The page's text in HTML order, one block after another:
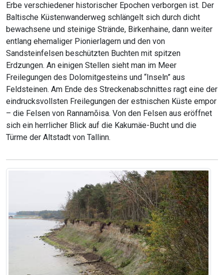
Erbe verschiedener historischer Epochen verborgen ist. Der
Baltische Küstenwanderweg schlängelt sich durch dicht
bewachsene und steinige Strände, Birkenhaine, dann weiter
entlang ehemaliger Pionierlagern und den von
Sandsteinfelsen beschützten Buchten mit spitzen
Erdzungen. An einigen Stellen sieht man im Meer
Freilegungen des Dolomitgesteins und “Inseln” aus
Feldsteinen. Am Ende des Streckenabschnittes ragt eine der
eindrucksvollsten Freilegungen der estnischen Küste empor
– die Felsen von Rannamõisa. Von den Felsen aus eröffnet
sich ein herrlicher Blick auf die Kakumäe-Bucht und die
Türme der Altstadt von Tallinn.